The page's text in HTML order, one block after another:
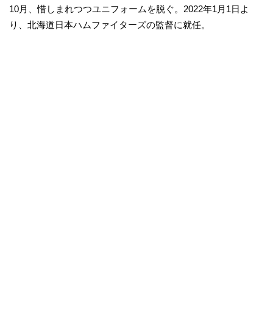
10月、惜しまれつつユニフォームを脱ぐ。2022年1月1日よ
り、北海道日本ハムファイターズの監督に就任。